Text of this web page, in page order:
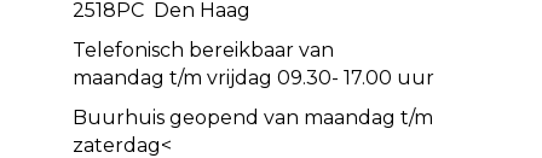
2518PC Den Haag
Telefonisch bereikbaar van
maandag t/m vrijdag 09.30- 17.00 uur
Buurhuis geopend van maandag t/m
zaterdag<